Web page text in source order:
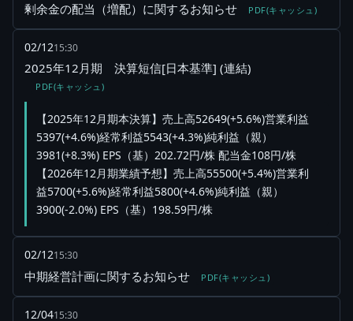
剰余金の配当（増配）に関するお知らせ PDF(キャッシュ)
02/1215:30
2025年12月期 決算短信[日本基準] (連結)
PDF(キャッシュ)
【2025年12月期本決算】売上高52649(+5.6%)営業利益
5397(+4.6%)経常利益5543(+4.3%)純利益（親）
3981(+8.3%) EPS（基）202.72円/株 配当金108円/株
【2026年12月期業績予想】売上高55500(+5.4%)営業利
益5700(+5.6%)経常利益5800(+4.6%)純利益（親）
3900(-2.0%) EPS（基）198.59円/株
02/1215:30
中期経営計画に関するお知らせ PDF(キャッシュ)
12/0415:30